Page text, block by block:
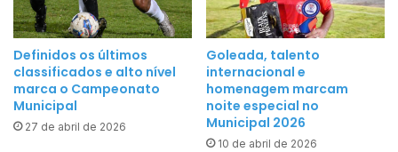
r
i
c
u
l
t
Definidos os últimos
classificados e alto nível
marca o Campeonato
Municipal
27 de abril de 2026
Goleada, talento
internacional e
homenagem marcam
noite especial no
Municipal 2026
10 de abril de 2026